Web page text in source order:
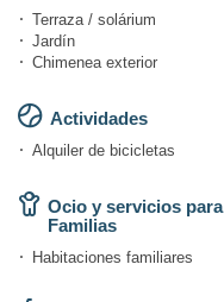
Terraza / solárium
Jardín
Chimenea exterior
Actividades
Alquiler de bicicletas
Ocio y servicios para
Familias
Habitaciones familiares